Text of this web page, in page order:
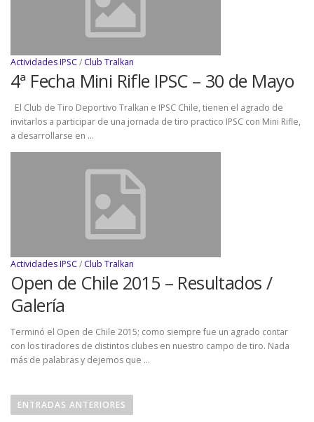
Actividades IPSC/Club Tralkan
4ª Fecha Mini Rifle IPSC – 30 de Mayo
El Club de Tiro Deportivo Tralkan e IPSC Chile, tienen el agrado de
invitarlos a participar de una jornada de tiro practico IPSC con Mini Rifle,
a desarrollarse en …
Actividades IPSC/Club Tralkan
Open de Chile 2015 – Resultados /
Galería
Terminó el Open de Chile 2015; como siempre fue un agrado contar
con los tiradores de distintos clubes en nuestro campo de tiro. Nada
más de palabras y dejemos que …
aENTRADAS ANTERIORES